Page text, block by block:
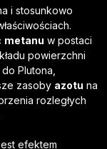
i stosunkowo
metanu w postaci
powierzchni
Plutona,
zasoby azotu na
rozległych
efektem